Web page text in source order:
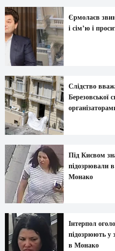
Єрмолаєв
і сім’ю і
Слідство
Березовської
Під Києвом
підозрювали
Монако
Інтерпол
підозрюють у
в Монако